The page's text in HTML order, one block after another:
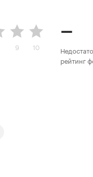
9 10
–
рейтинг